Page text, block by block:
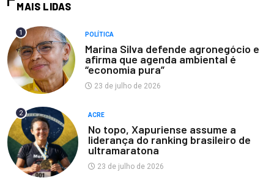
MAIS LIDAS
1 POLÍTICA
Marina Silva defende agronegócio e
afirma que agenda ambiental é
“economia pura”
23 de julho de 2026
2 ACRE
No topo, Xapuriense assume a
liderança do ranking brasileiro de
ultramaratona
23 de julho de 2026